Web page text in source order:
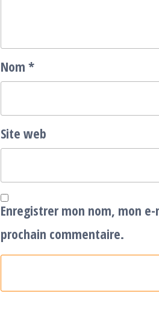
Nom *
Site web
Enregistrer mon nom, mon
prochain commentaire.